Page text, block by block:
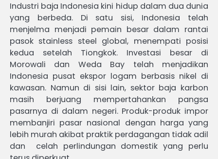
Industri baja Indonesia kini hidup dalam dua dunia
yang berbeda. Di satu sisi, Indonesia telah
menjelma menjadi pemain besar dalam rantai
pasok stainless steel global, menempati posisi
kedua setelah Tiongkok. Investasi besar di
Morowali dan Weda Bay telah menjadikan
Indonesia pusat ekspor logam berbasis nikel di
kawasan. Namun di sisi lain, sektor baja karbon
masih berjuang mempertahankan pangsa
pasarnya di dalam negeri. Produk-produk impor
membanjiri pasar nasional dengan harga yang
lebih murah akibat praktik perdagangan tidak adil
dan celah perlindungan domestik yang perlu